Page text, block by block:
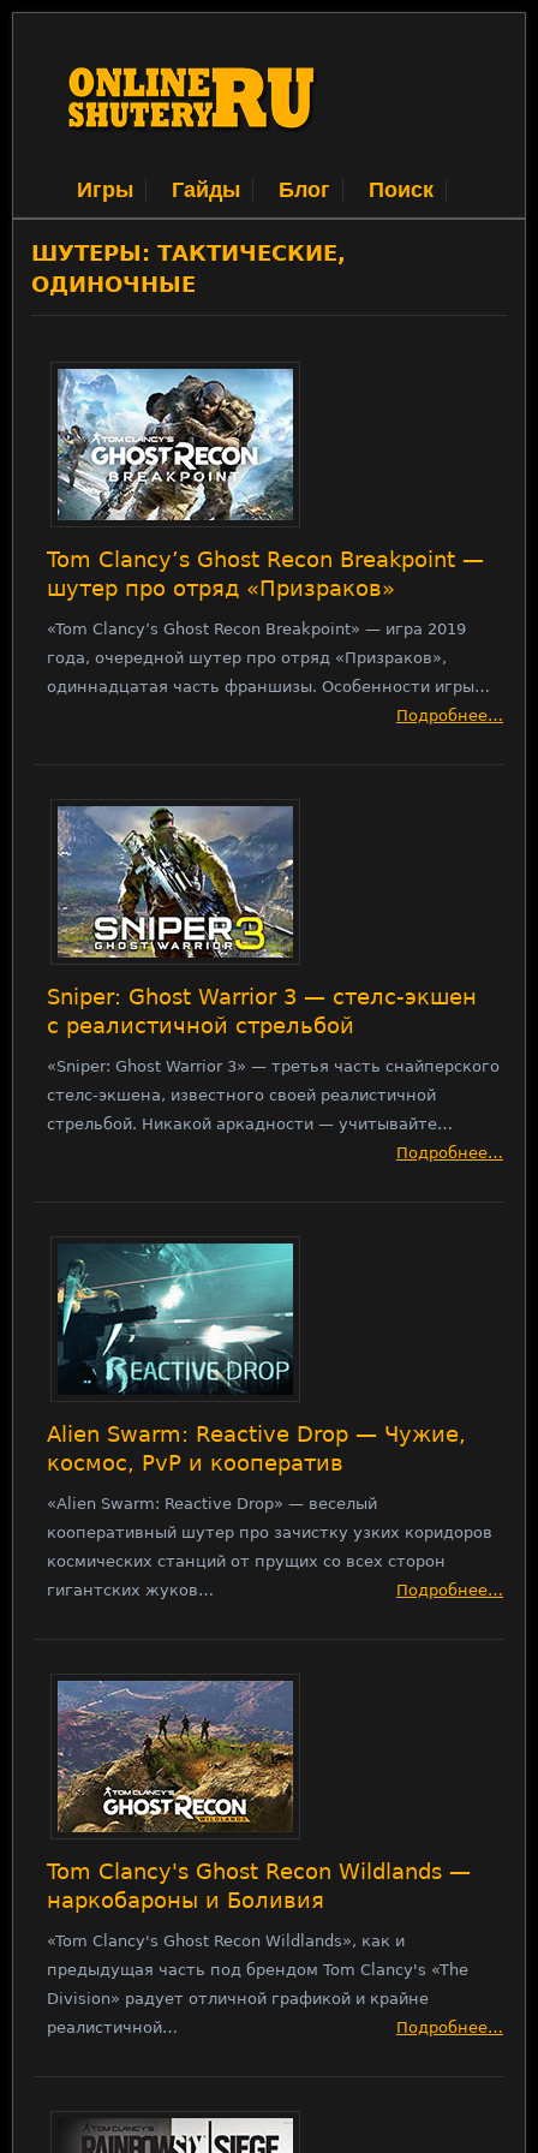
Игры Гайды Блог Поиск
ШУТЕРЫ: ТАКТИЧЕСКИЕ,
ОДИНОЧНЫЕ
Tom Clancy’s Ghost Recon Breakpoint —
шутер про отряд «Призраков»
«Tom Clancy’s Ghost Recon Breakpoint» — игра 2019
года, очередной шутер про отряд «Призраков»,
одиннадцатая часть франшизы. Особенности игры…
Подробнее…
Sniper: Ghost Warrior 3 — стелс-экшен
с реалистичной стрельбой
«Sniper: Ghost Warrior 3» — третья часть снайперского
стелс-экшена, известного своей реалистичной
стрельбой. Никакой аркадности — учитывайте…
Подробнее…
Alien Swarm: Reactive Drop — Чужие,
космос, PvP и кооператив
«Alien Swarm: Reactive Drop» — веселый
кооперативный шутер про зачистку узких коридоров
космических станций от прущих со всех сторон
гигантских жуков…
Подробнее…
Tom Clancy's Ghost Recon Wildlands —
наркобароны и Боливия
«Tom Clancy's Ghost Recon Wildlands», как и
предыдущая часть под брендом Tom Clancy's «The
Division» радует отличной графикой и крайне
реалистичной…
Подробнее…